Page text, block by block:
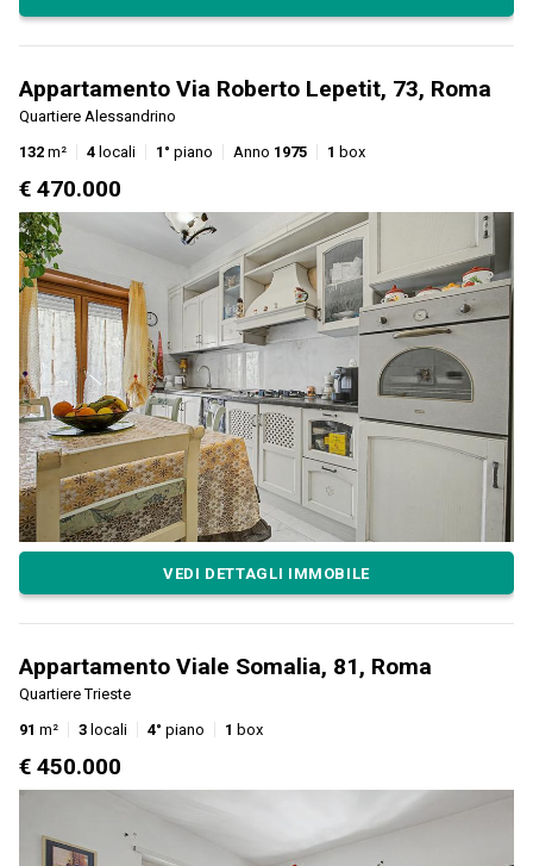
Appartamento Via Roberto Lepetit, 73, Roma
Quartiere Alessandrino
132 m² 4 locali 1° piano Anno 1975 1 box
€ 470.000
VEDI DETTAGLI IMMOBILE
Appartamento Viale Somalia, 81, Roma
Quartiere Trieste
91 m² 3 locali 4° piano 1 box
€ 450.000